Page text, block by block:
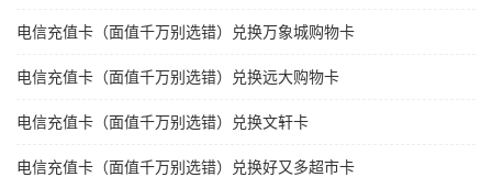
电信充值卡（面值千万别选错）兑换万象城购物卡
电信充值卡（面值千万别选错）兑换远大购物卡
电信充值卡（面值千万别选错）兑换文轩卡
电信充值卡（面值千万别选错）兑换好又多超市卡